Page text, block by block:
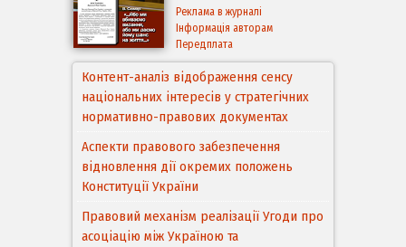
Реклама в журналі
Інформація авторам
Передплата
Контент-аналіз відображення сенсу
національних інтересів у стратегічних
нормативно-правових документах
Аспекти правового забезпечення
відновлення дії окремих положень
Конституції України
Правовий механізм реалізації Угоди про
асоціацію між Україною та